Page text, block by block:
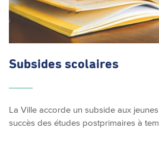
Subsides scolaires
La Ville accorde un subside aux
succès des études postprimaires à